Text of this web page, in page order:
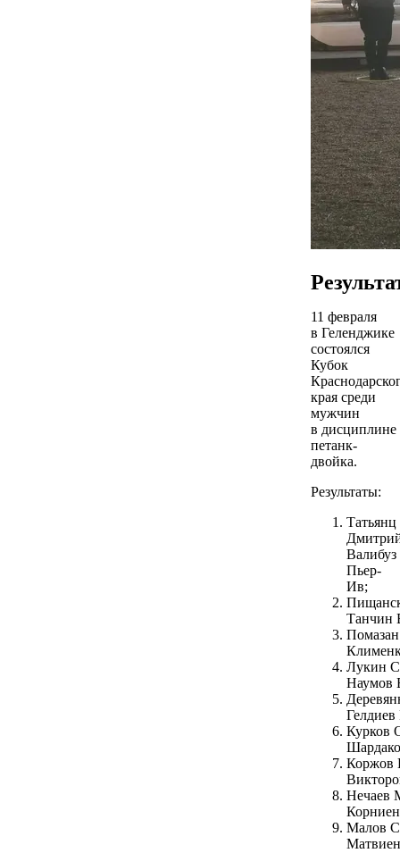
11 февраля
в Геленджике
состоялся
Кубок
края среди
мужчин
в дисциплине
петанк-
двойка.
Результаты:
Татьянц
Валибуз
Пьер-
Ив;
Танчин
Лукин
Наумов
Гелдиев
Курков
Коржов
Нечаев
Малов